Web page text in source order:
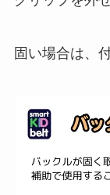
固い場合は、